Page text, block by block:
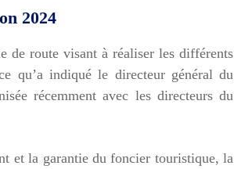
2024
de route visant à réaliser les différents
qu’a indiqué le directeur général du
récemment avec les directeurs du
et la garantie du foncier touristique, la